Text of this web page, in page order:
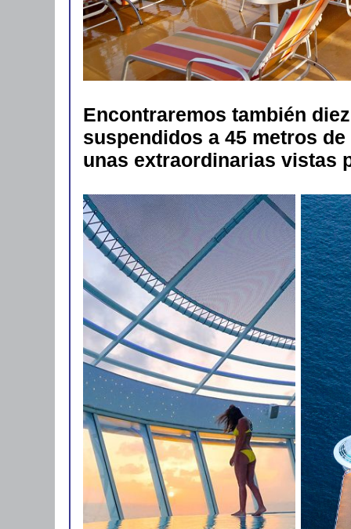
Encontraremos también
suspendidos a 45 metros
unas extraordinarias vistas